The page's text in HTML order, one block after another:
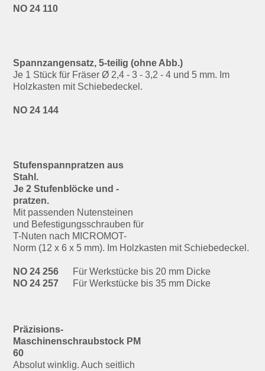
NO 24 110
Spannzangensatz, 5-teilig (ohne Abb.)
Je 1 Stück für Fräser Ø 2,4 - 3 - 3,2 - 4 und 5 mm. Im
Holzkasten mit Schiebedeckel.
NO 24 144
Stufenspannpratzen aus
Stahl.
Je 2 Stufenblöcke und -
pratzen.
Mit passenden Nutensteinen
und Befestigungsschrauben für
T-Nuten nach MICROMOT-
Norm (12 x 6 x 5 mm). Im Holzkasten mit Schiebedeckel.
NO 24 256Für Werkstücke bis 20 mm Dicke
NO 24 257Für Werkstücke bis 35 mm Dicke
Präzisions-
Maschinenschraubstock PM
60
Absolut winklig. Auch seitlich